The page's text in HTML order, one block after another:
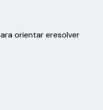
orientar eresolver